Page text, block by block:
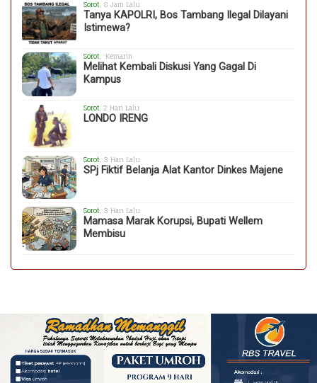
Sorot, 8 Jam Lalu
Tanya KAPOLRI, Bos Tambang Ilegal Dilayani
Istimewa?
Sorot, Kemarin
Melihat Kembali Diskusi Yang Gagal Di
Kampus
Sorot , 2 Hari Lalu
LONDO IRENG
Sorot , 3 Hari Lalu
SPj Fiktif Belanja Alat Kantor Dinkes Majene
Sorot, 3 Hari Lalu
Mamasa Marak Korupsi, Bupati Wellem
Membisu